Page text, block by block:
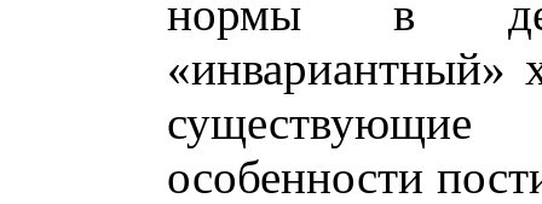
нормы в
«инвариантный»
особенности